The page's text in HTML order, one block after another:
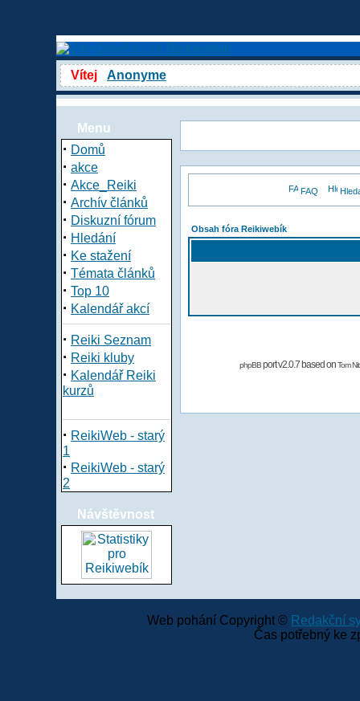
Vítej Anonyme
Menu
· Domů
· akce
· Akce_Reiki
· Archív článků
· Diskuzní fórum
· Hledání
· Ke stažení
· Témata článků
· Top 10
· Kalendář akcí
· Reiki Seznam
· Reiki kluby
· Kalendář Reiki
kurzů
· ReikiWeb - starý
1
· ReikiWeb - starý
2
Návštěvnost
FAQ
Obsah fóra Reikiwebík
phpBBport v2.0.7 based onTom
Web pohání Copyright © Redakční
Čas potřebný ke